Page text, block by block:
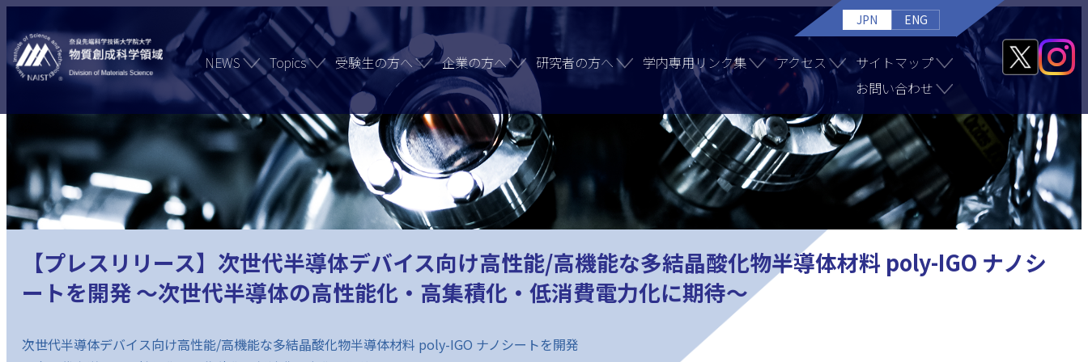
JPN ENG
NEWS Topics 受験生の方へ 企業の方へ 研究者の方へ 学内専用リンク集 アクセス
サイトマップ
お問い合わせ
【プレスリリース】次世代半導体デバイス向け高性能/高機能な多結晶酸化物半導体材料 poly-IGO ナノシ
ートを開発 ～次世代半導体の高性能化・高集積化・低消費電力化に期待～
次世代半導体デバイス向け高性能/高機能な多結晶酸化物半導体材料 poly-IGO ナノシートを開発